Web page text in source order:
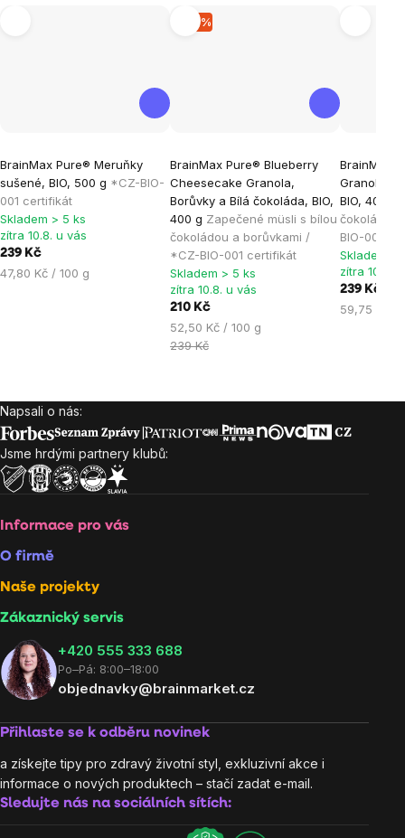
BrainMax Pure® Meruňky
sušené, BIO, 500 g *CZ-BIO-
001 certifikát
hodnocení
produktu
je
5,0
z
5
Skladem > 5 ks
zítra 10.8. u vás
239 Kč
Měrná
47,80 Kč / 100 g
–12 %
BrainMax Pure® Blueberry
Cheesecake Granola,
Borůvky a Bílá čokoláda, BIO,
400 g Zapečené müsli s bílou
čokoládou a borůvkami /
*CZ-BIO-001 certifikát
hodnocení
produktu
je
4,9
z
5
hvězdiček.
Skladem > 5 ks
zítra 10.8. u vás
210 Kč
Měrná
cena:
52,50 Kč / 100 g
239 Kč
BrainMax
Granola,
BIO, 400 g
čokoládou
BIO-001
produktu
je
5,0
z
5
Skladem >
zítra 10.8.
239 Kč
Měrná
59,75 Kč /
Zápatí
Napsali o nás:
Jsme hrdými partnery klubů:
Informace pro vás
O firmě
Naše projekty
Zákaznický servis
‭+420 555 333 688
Po–Pá: 8:00–18:00
objednavky@brainmarket.cz
Přihlaste se k odběru novinek
a získejte tipy pro zdravý životní styl, exkluzivní akce i
informace o nových produktech – stačí zadat e-mail.
Sledujte nás na sociálních sítích: